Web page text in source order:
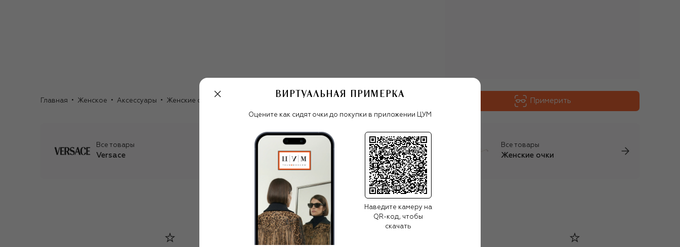
Aevitas, шелковые платки с принтами Barocco и Les
Biggie с крупными золотистыми деталями в виде головы
Главная Женское Аксессуары Женские очки Примерить
Все товары
Versace
Все женские очки
Versace
Все товары
Женские очки
ПОХОЖИЕ МОДЕЛИ
ВИРТУАЛЬНАЯ ПРИМЕРКА
Оцените как сидят очки до покупки в приложении ЦУМ
Наведите камеру на
QR-код, чтобы
скачать